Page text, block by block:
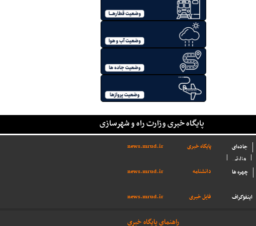
پایگاه خبری وزارت راه و شهرسازی
پایگاه خبری news.mrud.ir جاده‌ای
وزارتی
دانشنامه
news.mrud.ir چهره ها
فایل خبری news.mrud.ir اینفوگراف
راهنمای پایگاه خبری